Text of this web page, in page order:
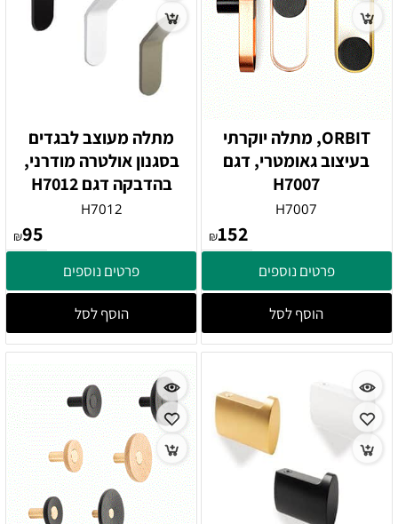
ORBIT, מתלה יוקרתי
בעיצוב גאומטרי, דגם
H7007
H7007
₪152
פרטים נוספים
הוסף לסל
מתלה מעוצב לבגדים
בסגנון אולטרה מודרני,
בהדבקה דגם H7012
H7012
₪95
פרטים נוספים
הוסף לסל